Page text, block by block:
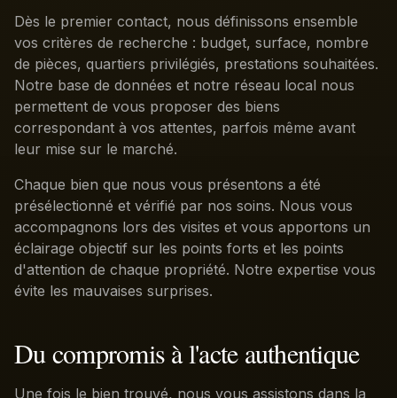
Dès le premier contact, nous définissons ensemble
vos critères de recherche : budget, surface, nombre
de pièces, quartiers privilégiés, prestations souhaitées.
Notre base de données et notre réseau local nous
permettent de vous proposer des biens
correspondant à vos attentes, parfois même avant
leur mise sur le marché.
Chaque bien que nous vous présentons a été
présélectionné et vérifié par nos soins. Nous vous
accompagnons lors des visites et vous apportons un
éclairage objectif sur les points forts et les points
d'attention de chaque propriété. Notre expertise vous
évite les mauvaises surprises.
Du compromis à l'acte authentique
Une fois le bien trouvé, nous vous assistons dans la